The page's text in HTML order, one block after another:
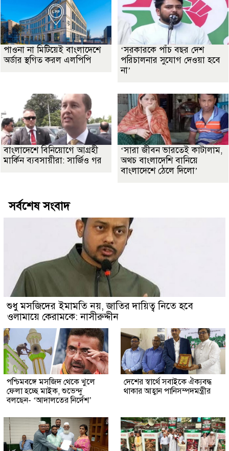
পাওনা না মিটিয়েই বাংলাদেশে
অর্ডার স্থগিত করল এলপিপি
‘সরকারকে পাঁচ বছর দেশ
পরিচালনার সুযোগ দেওয়া হবে
না’
বাংলাদেশে বিনিয়োগে আগ্রহী
মার্কিন ব্যবসায়ীরা: সার্জিও গর
‘সারা জীবন ভারতেই কাটালাম,
অথচ বাংলাদেশি বানিয়ে
বাংলাদেশে ঠেলে দিলো’
সর্বশেষ সংবাদ
শুধু মসজিদের ইমামতি নয়, জাতির দায়িত্ব নিতে হবে
ওলামায়ে কেরামকে: নাসীরুদ্দীন
পশ্চিমবঙ্গে মসজিদ থেকে খুলে
ফেলা হচ্ছে মাইক, শুভেন্দু
বলছেন- ‘আদালতের নির্দেশ’
দেশের স্বার্থে সবাইকে ঐক্যবদ্ধ
থাকার আহ্বান পানিসম্পদমন্ত্রীর